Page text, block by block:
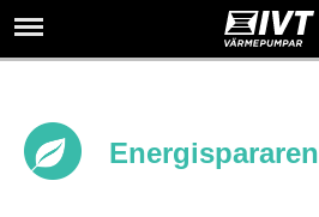
Energispararen